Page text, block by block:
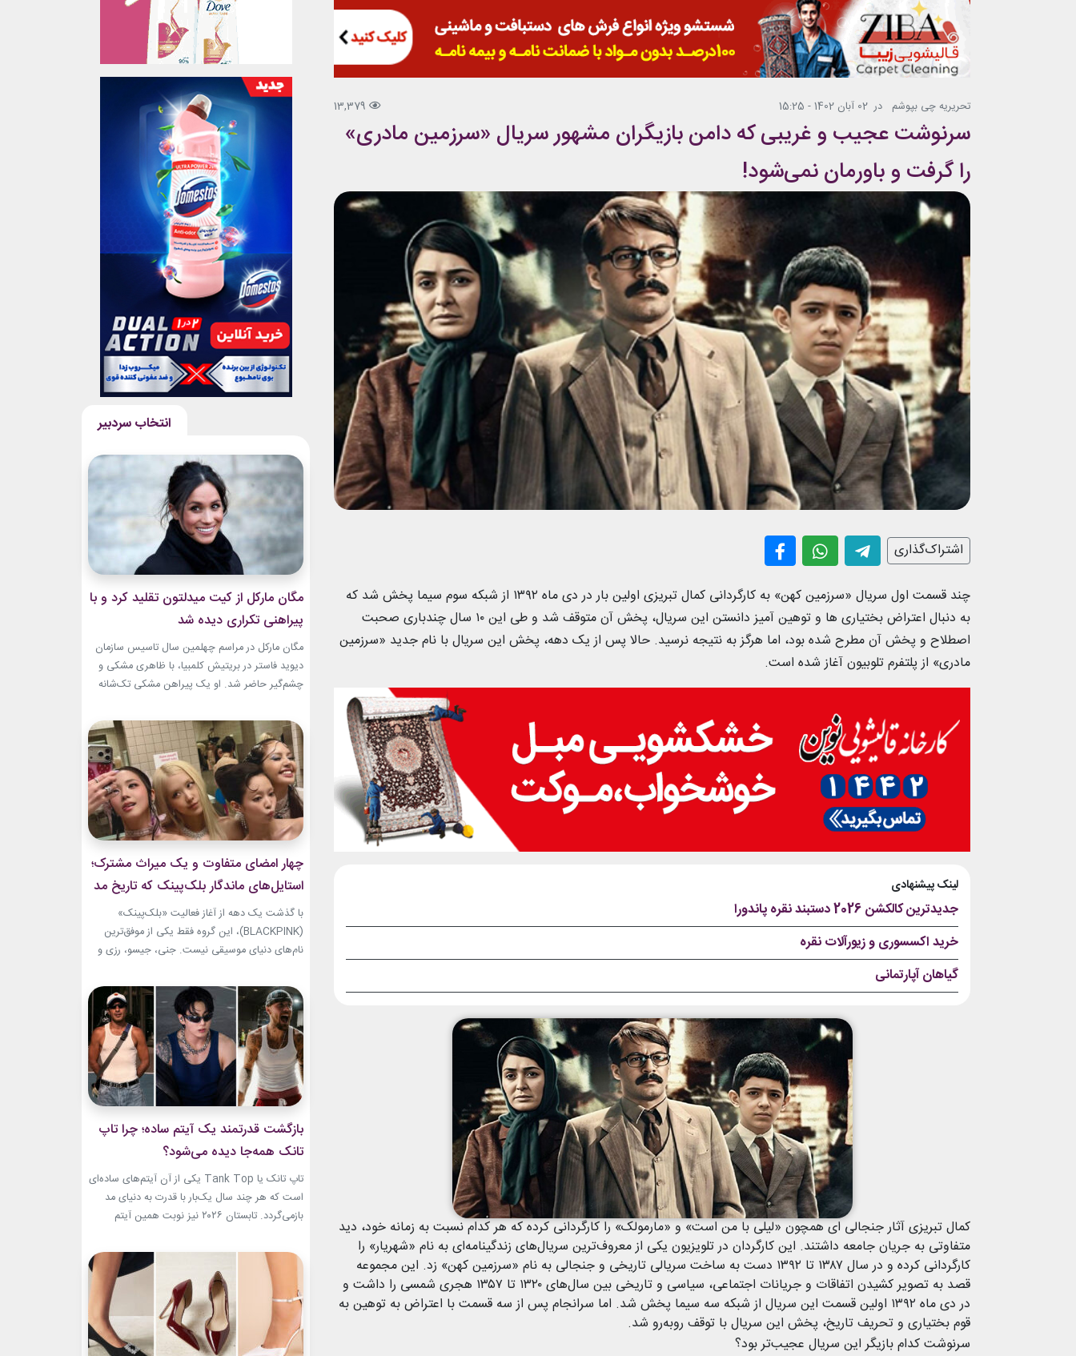
تحریریه چی بپوشم در 02 آبان 1402 - 15:25 13,379
سرنوشت عجیب و غریبی که دامن بازیگران مشهور سریال «سرزمین مادری»
را گرفت و باورمان نمی‌شود!
اشتراک‌گذاری
چند قسمت اول سریال «سرزمین کهن» به کارگردانی کمال تبریزی اولین بار در دی ماه ۱۳۹۲ از شبکه سوم سیما پخش شد که
به دنبال اعتراض بختیاری ها و توهین آمیز دانستن این سریال، پخش آن متوقف شد و طی این ۱۰ سال چندباری صحبت
اصطلاح و پخش آن مطرح شده بود، اما هرگز به نتیجه نرسید. حالا پس از یک دهه، پخش این سریال با نام جدید «سرزمین
مادری» از پلتفرم تلوبیون آغاز شده است.
لینک پیشنهادی
جدیدترین کالکشن 2026 دستبند نقره پاندورا
خرید اکسسوری و زیورآلات نقره
گیاهان آپارتمانی
کمال تبریزی آثار جنجالی ای همچون «لیلی با من است» و «مارمولک» را کارگردانی کرده که هر کدام نسبت به زمانه خود، دید
متفاوتی به جریان جامعه داشتند. این کارگردان در تلویزیون یکی از معروف‌ترین سریال‌های زندگینامه‌ای به نام «شهریار» را
کارگردانی کرده و در سال ۱۳۸۷ تا ۱۳۹۲ دست به ساخت سریالی تاریخی و جنجالی به نام «سرزمین کهن» زد. این مجموعه
قصد به تصویر کشیدن اتفاقات و جریانات اجتماعی، سیاسی و تاریخی بین سال‌های ۱۳۲۰ تا ۱۳۵۷ هجری شمسی را داشت و
در دی ماه ۱۳۹۲ اولین قسمت این سریال از شبکه سه سیما‌ پخش شد. اما سرانجام پس از سه قسمت با اعتراض به توهین به
قوم بختیاری و تحریف تاریخ، پخش این سریال با توقف روبه‌رو شد.
سرنوشت کدام بازیگر این سریال عجیب‌تر بود؟
مگان مارکل از کیت میدلتون تقلید کرد و با
پیراهنی تکراری دیده شد
مگان مارکل در مراسم چهلمین سال تاسیس سازمان
دیوید فاستر در بریتیش کلمبیا، با ظاهری مشکی و
چشم‌گیر حاضر شد. او یک پیراهن مشکی تک‌شانه
توجه‌ها را به خط شانه‌ها برده بود. مگان ظاهر خود را
با اکسسوری‌های طلایی کامل کرد. ترکیب مشکی و
طلایی، نتیجه‌ای لوکس...
چهار امضای متفاوت و یک میراث مشترک؛
استایل‌های ماندگار بلک‌پینک که تاریخ مد
کی‌پاپ را ساختند
با گذشت یک دهه از آغاز فعالیت «بلک‌پینک»
(BLACKPINK)، این گروه فقط یکی از موفق‌ترین
نام‌های دنیای موسیقی نیست. جنی، جیسو، رزی و
دنیای مد نیز تبدیل شده‌اند. آن‌ها بارها مرز میان
موسیقی و فشن را از بین برده‌اند. لباس‌هایشان در
کنسرت‌ها، موزیک‌ویدئوها و مراسم‌های مهم
جهانی،...
بازگشت قدرتمند یک آیتم ساده؛ چرا تاپ
تانک همه‌جا دیده می‌شود؟
تاپ تانک یا Tank Top یکی از آن آیتم‌های ساده‌ای
است که هر چند سال یک‌بار با قدرت به دنیای مد
بازمی‌گردد. تابستان ۲۰۲۶ نیز نوبت همین آیتم
راحتی نیستند. آن‌ها به بخشی از استایل شهری،
کافه‌ای و حتی استایل‌های لوکس تبدیل شده‌اند.
جدیدترین استایل نوید محمدزاده...